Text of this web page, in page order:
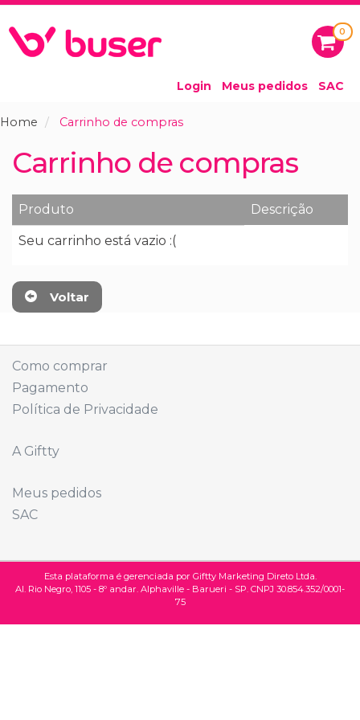
0
Login Meus pedidos SAC
Home Carrinho de compras
Carrinho de compras
Produto Descrição
Seu carrinho está vazio :(
Voltar
Como comprar
Pagamento
Política de Privacidade
A Giftty
Meus pedidos
SAC
Esta plataforma é gerenciada por Giftty Marketing Direto Ltda.
Al. Rio Negro, 1105 - 8º andar. Alphaville - Barueri - SP. CNPJ 30.854.352/0001-
75